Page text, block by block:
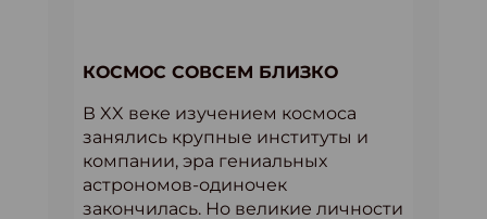
КОСМОС СОВСЕМ БЛИЗКО
В XX веке изучением космоса
занялись крупные институты и
компании, эра гениальных
астрономов-одиночек
закончилась. Но великие личности